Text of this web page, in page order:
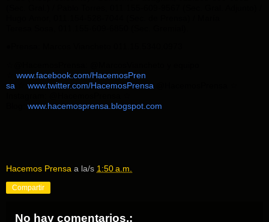
www.facebook.com/HacemosPren
sa
www.twitter.com/HacemosPrensa
www.hacemosprensa.blogspot.com
Hacemos Prensa a la/s 1:50 a.m.
Compartir
No hay comentarios.: